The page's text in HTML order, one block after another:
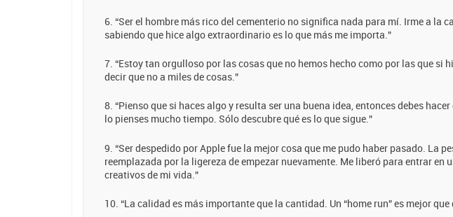
6. “Ser el hombre más rico del cementerio no significa nada para mí. Irme a la
sabiendo que hice algo extraordinario es lo que más me importa.”
7. “Estoy tan orgulloso por las cosas que no hemos hecho como por las que si
decir que no a miles de cosas.”
8. “Pienso que si haces algo y resulta ser una buena idea, entonces debes
lo pienses mucho tiempo. Sólo descubre qué es lo que sigue.”
9. “Ser despedido por Apple fue la mejor cosa que me pudo haber pasado. La
reemplazada por la ligereza de empezar nuevamente. Me liberó para entrar en
creativos de mi vida.”
10. “La calidad es más importante que la cantidad. Un “home run” es mejor que